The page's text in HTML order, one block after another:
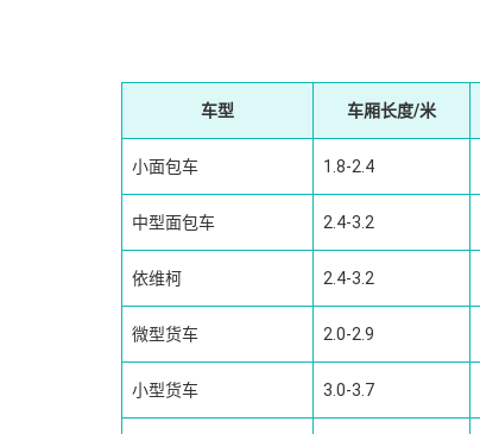
车型 车厢长度/米
小面包车 1.8-2.4
中型面包车 2.4-3.2
依维柯 2.4-3.2
微型货车 2.0-2.9
小型货车 3.0-3.7